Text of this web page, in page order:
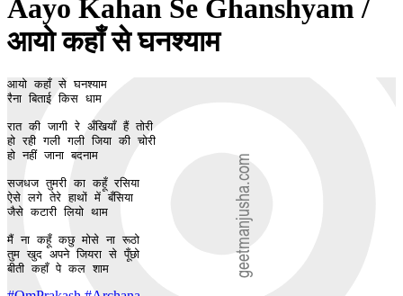
Aayo Kahan Se Ghanshyam /
आयो कहाँ से घनश्याम
आयो कहाँ से घनश्याम
रैना बिताई किस धाम
रात की जागी रे अँखियाँ हैं तोरी
हो रही गली गली जिया की चोरी
हो नहीं जाना बदनाम
सजधज तुमरी का कहूँ रसिया
ऐसे लगे तेरे हाथों में बँसिया
जैसे कटारी लियो थाम
मैं ना कहूँ कछु मोसे ना रूठो
तुम खुद अपने जियरा से पूँछो
बीती कहाँ पे कल शाम